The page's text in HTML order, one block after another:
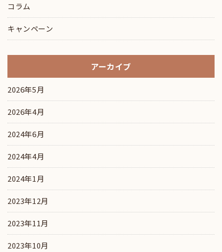
コラム
キャンペーン
アーカイブ
2026年5月
2026年4月
2024年6月
2024年4月
2024年1月
2023年12月
2023年11月
2023年10月